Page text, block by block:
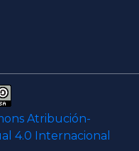
Atribución-
4.0 Internacional